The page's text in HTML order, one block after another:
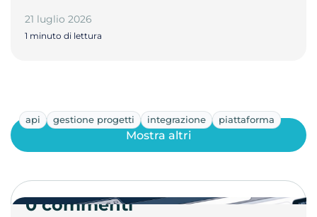
21 luglio 2026
1 minuto di lettura
api gestione progetti integrazione piattaforma
Mostra altri
0 commenti